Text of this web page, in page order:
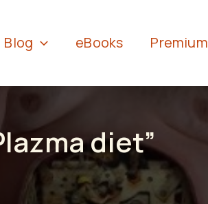
Blog eBooks Premium
diet”